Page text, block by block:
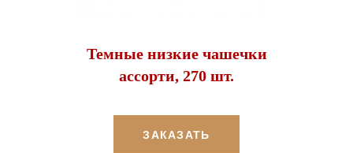
Темные низкие чашечки
ассорти, 270 шт.
ЗАКАЗАТЬ